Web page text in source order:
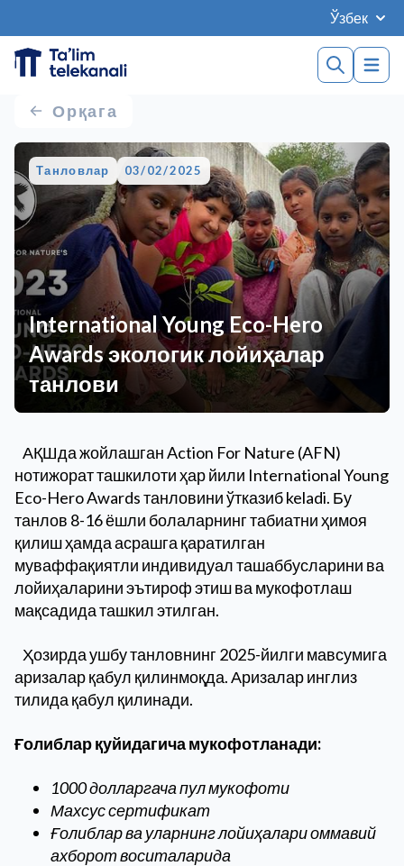
Ўзбек
Орқага
Танловлар 03/02/2025
International Young Eco-Hero
Awards экологик лойиҳалар
танлови
АҚШда жойлашган Action For Nature (AFN)
нотижорат ташкилоти ҳар йили International Young
Eco-Hero Awards танловини ўтказиб keladi. Бу
танлов 8-16 ёшли болаларнинг табиатни ҳимоя
қилиш ҳамда асрашга қаратилган
муваффақиятли индивидуал ташаббусларини ва
лойиҳаларини эътироф этиш ва мукофотлаш
мақсадида ташкил этилган.
Ҳозирда ушбу танловнинг 2025-йилги мавсумига
аризалар қабул қилинмоқда. Аризалар инглиз
тилида қабул қилинади.
Ғолиблар қуйидагича мукофотланади:
1000 долларгача пул мукофоти
Махсус сертификат
Ғолиблар ва уларнинг лойиҳалари оммавий
ахборот воситаларида